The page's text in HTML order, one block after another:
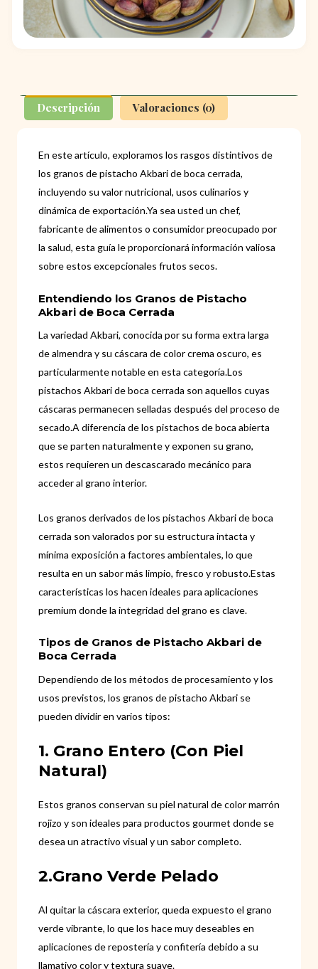
Descripción Valoraciones (0)
En este artículo, exploramos los rasgos distintivos de
los granos de pistacho Akbari de boca cerrada,
incluyendo su valor nutricional, usos culinarios y
dinámica de exportación.Ya sea usted un chef,
fabricante de alimentos o consumidor preocupado por
la salud, esta guía le proporcionará información valiosa
sobre estos excepcionales frutos secos.
Entendiendo los Granos de Pistacho
Akbari de Boca Cerrada
La variedad Akbari, conocida por su forma extra larga
de almendra y su cáscara de color crema oscuro, es
particularmente notable en esta categoría.Los
pistachos Akbari de boca cerrada son aquellos cuyas
cáscaras permanecen selladas después del proceso de
secado.A diferencia de los pistachos de boca abierta
que se parten naturalmente y exponen su grano,
estos requieren un descascarado mecánico para
acceder al grano interior.
Los granos derivados de los pistachos Akbari de boca
cerrada son valorados por su estructura intacta y
mínima exposición a factores ambientales, lo que
resulta en un sabor más limpio, fresco y robusto.Estas
características los hacen ideales para aplicaciones
premium donde la integridad del grano es clave.
Tipos de Granos de Pistacho Akbari de
Boca Cerrada
Dependiendo de los métodos de procesamiento y los
usos previstos, los granos de pistacho Akbari se
pueden dividir en varios tipos:
1. Grano Entero (con Piel
Natural)
Estos granos conservan su piel natural de color marrón
rojizo y son ideales para productos gourmet donde se
desea un atractivo visual y un sabor completo.
2.Grano Verde Pelado
Al quitar la cáscara exterior, queda expuesto el grano
verde vibrante, lo que los hace muy deseables en
aplicaciones de repostería y confitería debido a su
llamativo color y textura suave.